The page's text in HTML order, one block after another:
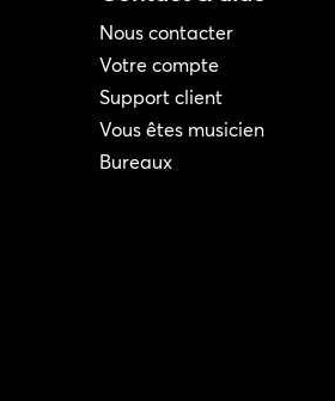
Nous contacter
Votre compte
Support client
Vous êtes musicien
Bureaux